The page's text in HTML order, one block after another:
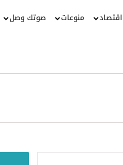
اقتصاد منوعات صوتك وصل
البحث